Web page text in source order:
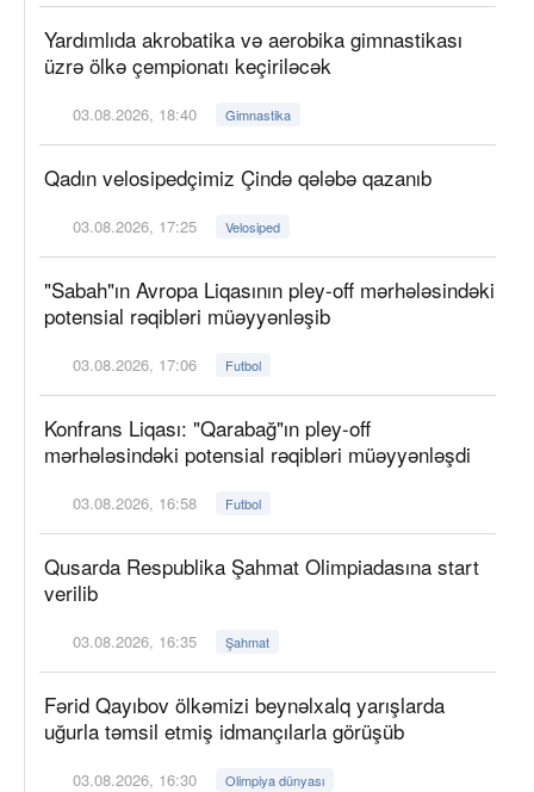
Yardımlıda akrobatika və aerobika gimnastikası
üzrə ölkə çempionatı keçiriləcək
03.08.2026, 18:40 Gimnastika
Qadın velosipedçimiz Çində qələbə qazanıb
03.08.2026, 17:25 Velosiped
"Sabah"ın Avropa Liqasının pley-off mərhələsindəki
potensial rəqibləri müəyyənləşib
03.08.2026, 17:06 Futbol
Konfrans Liqası: "Qarabağ"ın pley-off
mərhələsindəki potensial rəqibləri müəyyənləşdi
03.08.2026, 16:58 Futbol
Qusarda Respublika Şahmat Olimpiadasına start
verilib
03.08.2026, 16:35 Şahmat
Fərid Qayıbov ölkəmizi beynəlxalq yarışlarda
uğurla təmsil etmiş idmançılarla görüşüb
03.08.2026, 16:30 Olimpiya dünyası